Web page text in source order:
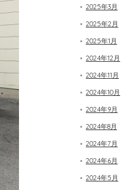
2025年3月
2025年2月
2025年1月
2024年12月
2024年11月
2024年10月
2024年9月
2024年8月
2024年7月
2024年6月
2024年5月